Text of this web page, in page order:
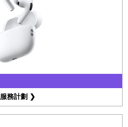
服務計劃 ❯